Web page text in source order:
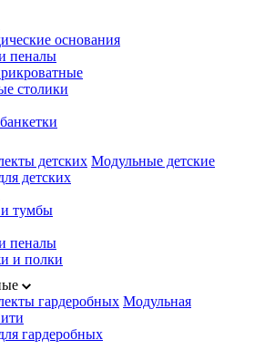
основания
пеналы
столики
детских Модульные детские
детских
тумбы
пеналы
и полки
гардеробных Модульная
гардеробных